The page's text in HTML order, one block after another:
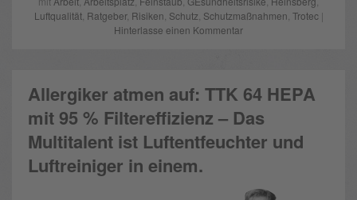
Luftqualität, Ratgeber, Risiken Schutz Schutzmaßnahmen Trotec|
Hinterlasse einen Kommentar
Allergiker atmen auf: TTK 64 HEPA
mit 95 % Filtereffizienz – Das
Multitalent ist Luftentfeuchter und
Luftreiniger in einem.